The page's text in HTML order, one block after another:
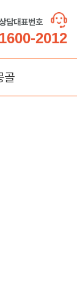
담대표번호
1600-2012
골